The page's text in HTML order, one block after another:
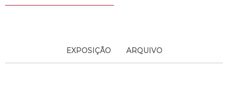
EXPOSIÇÃO ARQUIVO